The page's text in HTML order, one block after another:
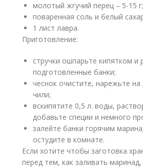
молотый жгучий перец – 5-15 г;
поваренная соль и белый
1 лист лавра.
Приготовление:
стручки ошпарьте кипятком и
подготовленные банки;
чеснок очистите, нарежьте
чили;
вскипятите 0,5 л. воды,
добавьте специи и немного
залейте банки горячим
остудите в комнате.
Если хотите чтобы заготовка
перед тем, как заливать